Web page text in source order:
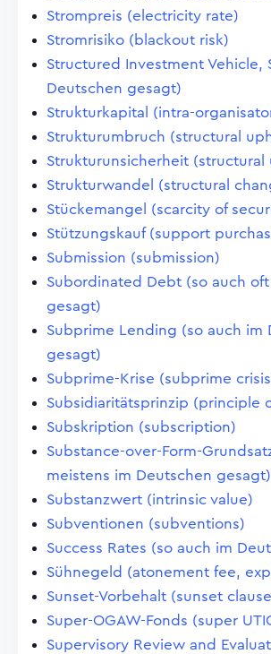
Strompreis (electricity rate)
Stromrisiko (blackout risk)
Structured Investment Vehicle,
Deutschen gesagt)
Strukturkapital (intra-
Strukturumbruch (structural
Strukturunsicherheit (structural
Strukturwandel (structural
Stückemangel (scarcity of
Stützungskauf (support
Submission (submission)
Subordinated Debt (so auch
gesagt)
Subprime Lending (so auch im
gesagt)
Subprime-Krise (subprime
Subsidiaritätsprinzip (principle
Subskription (subscription)
Substance-over-Form-
meistens im Deutschen gesagt)
Substanzwert (intrinsic value)
Subventionen (subventions)
Success Rates (so auch im
Sühnegeld (atonement fee,
Sunset-Vorbehalt (sunset
Super-OGAW-Fonds (super
Supervisory Review and